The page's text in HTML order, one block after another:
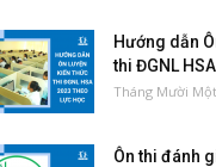
Hướng dẫn
thi ĐGNL
Tháng Mười
Ôn thi đánh